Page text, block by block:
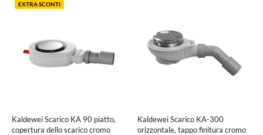
EXTRA SCONTI
Kaldewei Scarico KA 90 piatto,
copertura dello scarico cromo
Kaldewei Scarico KA-300
orizzontale, tappo finitura cromo